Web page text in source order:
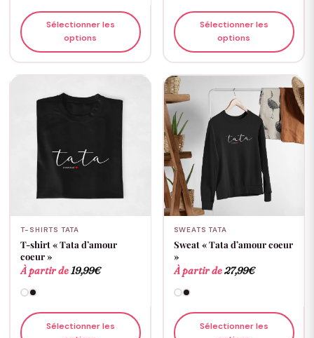
Sélectionner les
options
Sélectionner les
options
T-SHIRTS TATA
T-shirt « Tata d’amour
coeur »
À partir de19,99€
Sélectionner les
SWEATS TATA
Sweat « Tata d’amour coeur
»
À partir de27,99€
Sélectionner les